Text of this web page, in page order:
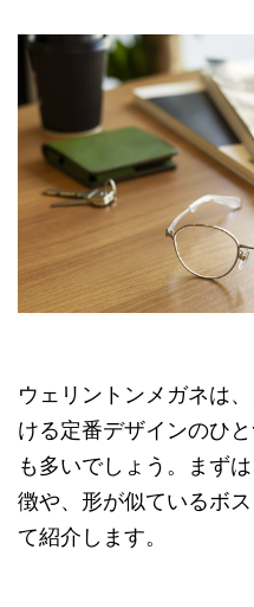
ウェリントンメガネは
ける定番デザインのひ
も多いでしょう。まず
徴や、形が似ているボ
て紹介します。